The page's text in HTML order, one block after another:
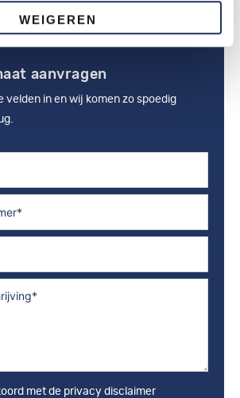
WEIGEREN
aanvragen
velden in en wij komen zo spoedig
met de privacy disclaimer